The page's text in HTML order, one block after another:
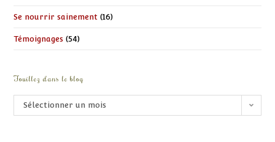
Se nourrir sainement (16)
Témoignages (54)
Fouillez dans le blog
Sélectionner un mois